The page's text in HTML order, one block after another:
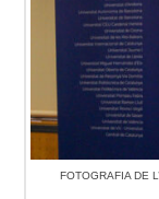
FOTOGRAFIA DE